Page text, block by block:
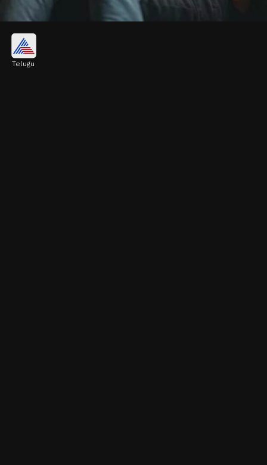
ప్రతిరోజూ రాత్రి బాగా నిద్రపోయేలా చేయాలి. కథలు చెప్పి
Telugu